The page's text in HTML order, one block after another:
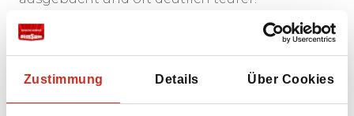
Zustimmung Details Über Cookies
Thailändische Küche
Die thailändische Küche ist im Allgemeinen
scharf. Es wird viel mit Kokos, Zitronengras,